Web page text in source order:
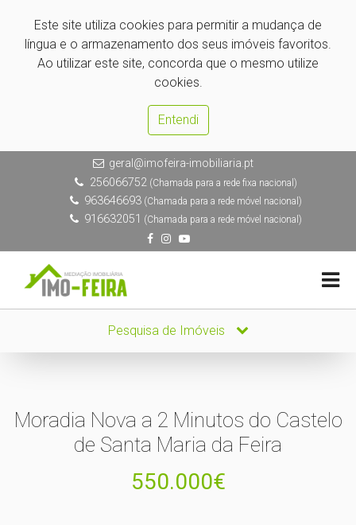
Este site utiliza cookies para permitir a mudança de
língua e o armazenamento dos seus imóveis favoritos.
Ao utilizar este site, concorda que o mesmo utilize
cookies.
Entendi
geral@imofeira-imobiliaria.pt
256066752(Chamada para a rede fixa nacional)
963646693 (Chamada para a rede móvel nacional)
916632051 (Chamada para a rede móvel nacional)
Pesquisa de Imóveis
Moradia Nova a 2 Minutos do Castelo
de Santa Maria da Feira
550.000€